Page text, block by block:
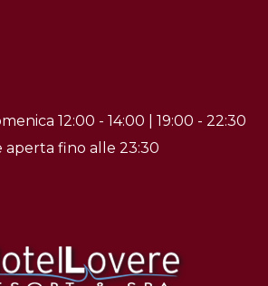
12:00 - 14:00 | 19:00 - 22:30
aperta fino alle 23:30